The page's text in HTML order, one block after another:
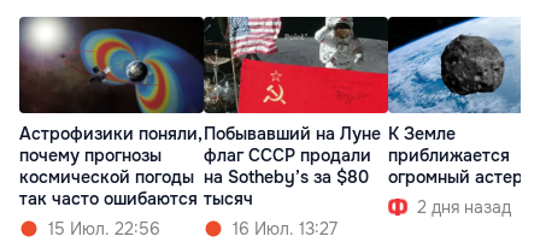
Астрофизики поняли,
почему прогнозы
космической погоды
так часто ошибаются
15 Июл. 22:56
Побывавший на Луне
флаг СССР продали
на Sotheby’s за $80
тысяч
16 Июл. 13:27
К Земле
приближается
огромный
2 дня назад